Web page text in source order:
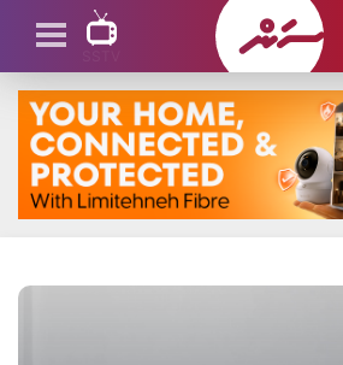
SSTV LIVE